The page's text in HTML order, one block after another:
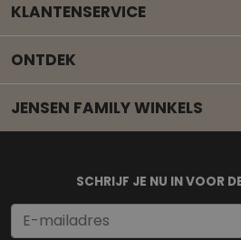
Mail onze
KLANTENSERVICE
ONTDEK
JENSEN FAMILY WINKELS
SCHRIJF JE NU IN VOOR